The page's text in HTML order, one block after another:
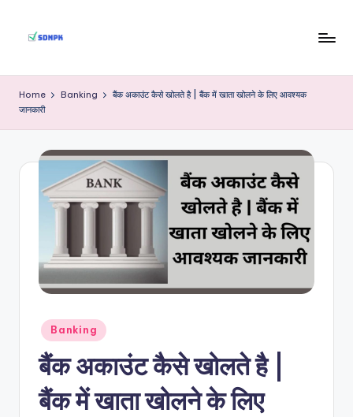
D
N
Jobs
Home Banking
बैंक अकाउंट कैसे खोलते है | बैंक में खाता खोलने के लिए आवश्यक
जानकारी
Posted
in
Banking
बैंक अकाउंट कैसे खोलते है |
बैंक में खाता खोलने के लिए